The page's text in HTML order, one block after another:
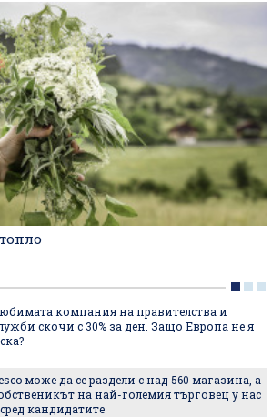
компания на правителства и
скочи с 30% за ден. Защо Европа не я
може да се раздели с над 560 магазина, а
на най-големия търговец у нас
кандидатите